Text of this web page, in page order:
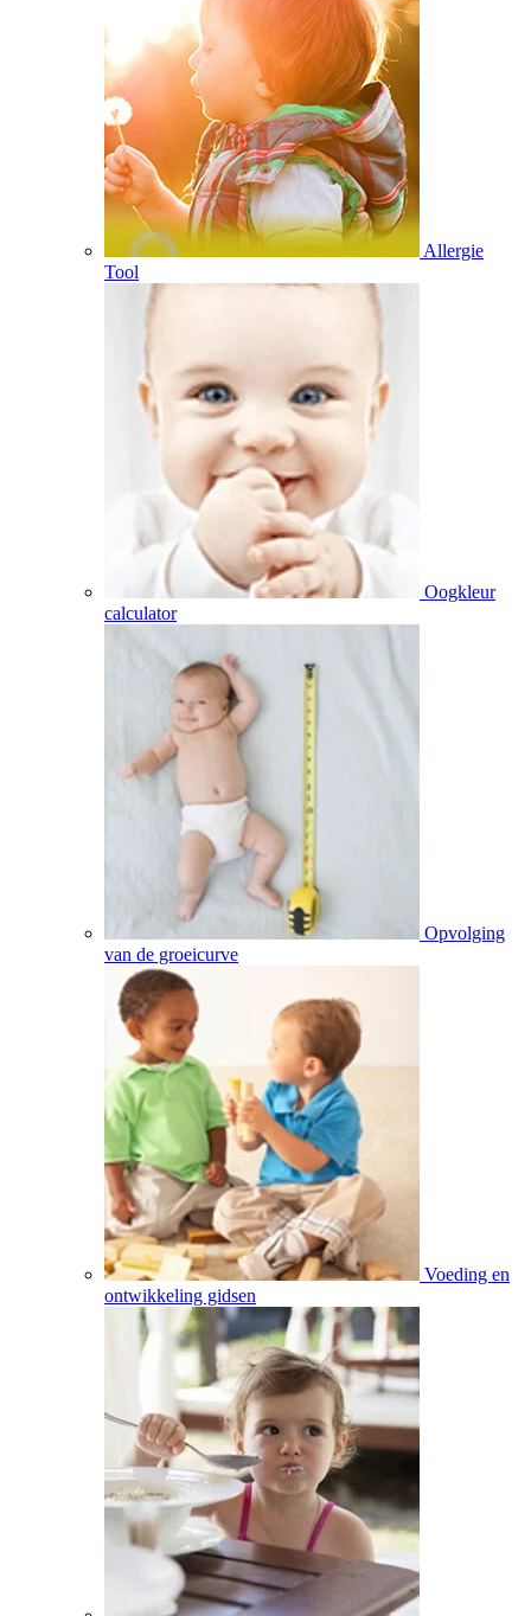
Allergie
Tool
Oogkleur
calculator
Opvolging
van de groeicurve
Voeding en
ontwikkeling gidsen